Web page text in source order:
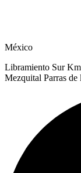
México
Libramiento Sur
Mezquital Parras